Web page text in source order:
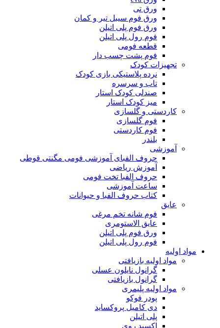
ورق تی
ورق فوم سیبل تیر و کمان
ورق فوم پلی اتیلن
فوم رول پلی اتیلن
قطعه فومی
فوم پشت چسب دار
تجهیزات کودک
نرده پلاستیکی بازی کودک
تاب و سرسره
صندلی کودک استار
میز کودک استار
کاردستی و گلسازی
فوم گلسازی
فوم کاردستی
بلندر
آموزشی
حروف الفبای آموزشی فومی مگنتی قوطی
آموزش ریاضی
حروف الفبا تخت فومی
ساعت آموزشی
کتاب حروف الفبا و حیوانات
عایق
فوم شانه تخم مرغی
عایق الاستومری
ورق فوم پلی اتیلن
فوم رول پلی اتیلن
مواد اولیه
مواد اولیه بازیافتی
گرانول نایلون عسلی
گرانول بازیافتی
مواد اولیه پلیمری
پودر فوکو
دی کامیل پروکساید
پلی اتیلن
اکسید روی